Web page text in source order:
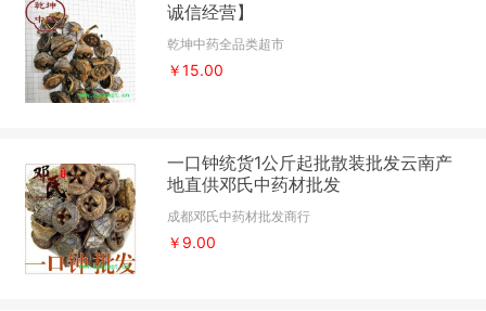
诚信经营】
乾坤中药全品类超市
￥15.00
一口钟统货1公斤起批散装批发云南产
地直供邓氏中药材批发
成都邓氏中药材批发商行
￥9.00